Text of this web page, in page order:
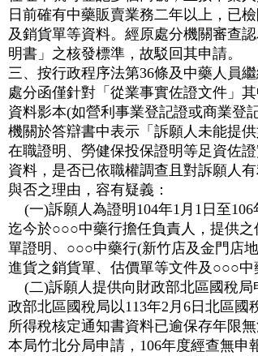
日前確有中藥販賣業務二年以上，已
及銷貨單等資料。經原處分機關審查
明書」之核發標準，故駁回其申請。
三、按行政程序法第36條及中藥人員
處分函僅針對「從業事實佐證文件」
資料影本(如營利事業登記證或商業登
機關於答辯書中表示「訴願人未能提
在職證明、勞健保投保證明等足資佐
資料，是否已依職權調查且對訴願人
與否之理由，容有疑義：
(一)訴願人為證明104年1月1日至106
迄今於○○○中藥行擔任負責人，提供
單證明、○○○中藥行(新竹店及金門店
進貨之銷貨單、估價單等文件及○○○中
(二)訴願人提供向財政部北區國稅局
政部北區國稅局以113年2月6日北區國
所得稅核定通知書資料已逾保存年限
本局竹北分局申請，106年度經查無申